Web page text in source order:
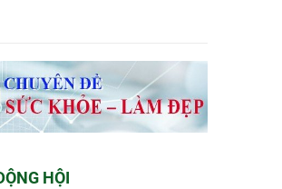
HỘI